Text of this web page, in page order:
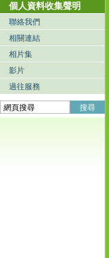
個人資料收集聲明
聯絡我們
相關連結
相片集
影片
過往服務
搜尋